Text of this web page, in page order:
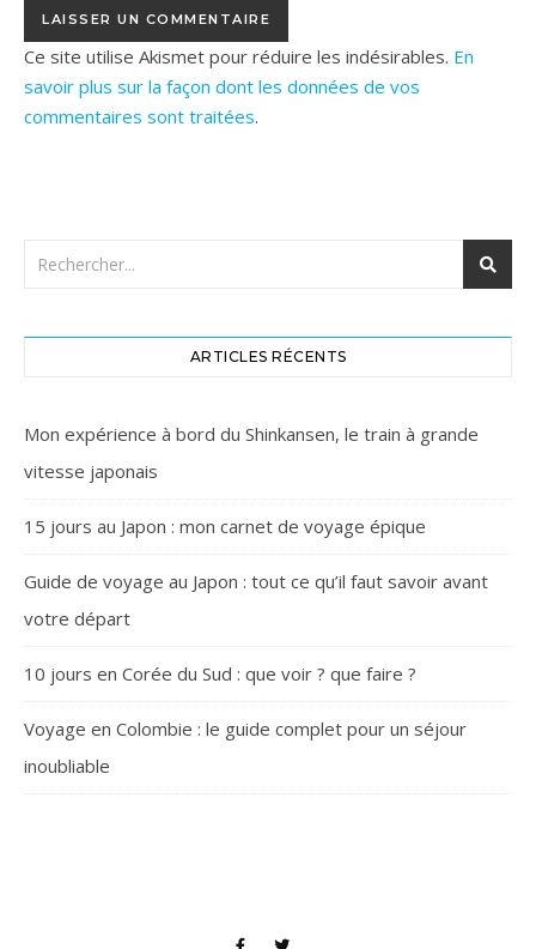
Ce site utilise Akismet pour réduire les indésirables. En
savoir plus sur la façon dont les données de vos
commentaires sont traitées.
ARTICLES RÉCENTS
Mon expérience à bord du Shinkansen, le train à grande
vitesse japonais
15 jours au Japon : mon carnet de voyage épique
Guide de voyage au Japon : tout ce qu’il faut savoir avant
votre départ
10 jours en Corée du Sud : que voir ? que faire ?
Voyage en Colombie : le guide complet pour un séjour
inoubliable